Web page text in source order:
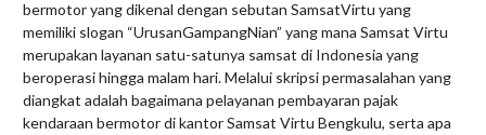
bermotor yang dikenal dengan sebutan SamsatVirtu yang
memiliki slogan “UrusanGampangNian” yang mana Samsat Virtu
merupakan layanan satu-satunya samsat di Indonesia yang
beroperasi hingga malam hari. Melalui skripsi permasalahan yang
diangkat adalah bagaimana pelayanan pembayaran pajak
kendaraan bermotor di kantor Samsat Virtu Bengkulu, serta apa